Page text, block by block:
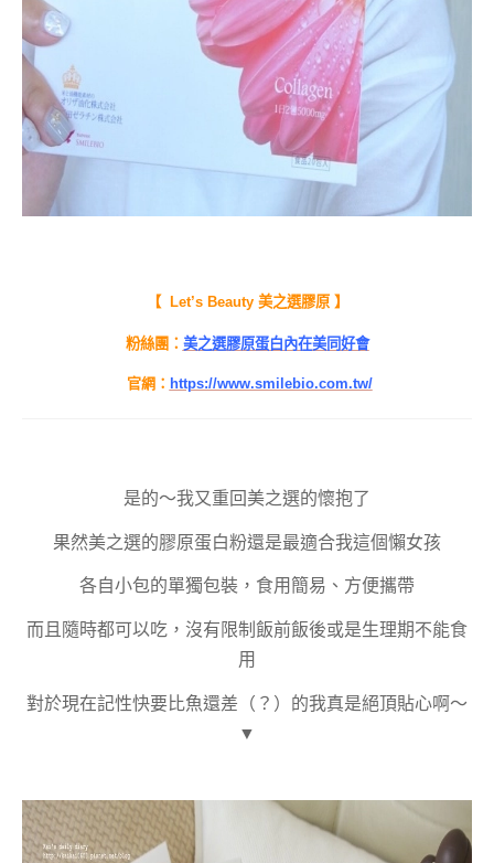
【 Let’s Beauty 美之選膠原 】
粉絲團： 美之選膠原蛋白內在美同好會
官網： https://www.smilebio.com.tw/
是的～我又重回美之選的懷抱了
果然美之選的膠原蛋白粉還是最適合我這個懶女孩
各自小包的單獨包裝，食用簡易、 方便攜帶
而且隨時都可以吃，沒有限制飯前飯後或是生理期不能食
用
對於現在記性快要比魚還差（？）的我真是絕頂貼心啊～
▼